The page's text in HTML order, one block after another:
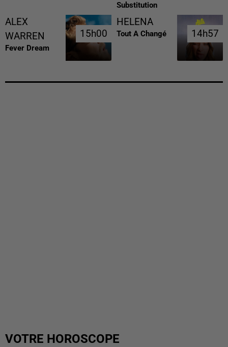
Substitution
ALEX
WARREN
Fever Dream
15h00
15h00
HELENA
Tout A Changé 14h57
14h57
VOTRE HOROSCOPE